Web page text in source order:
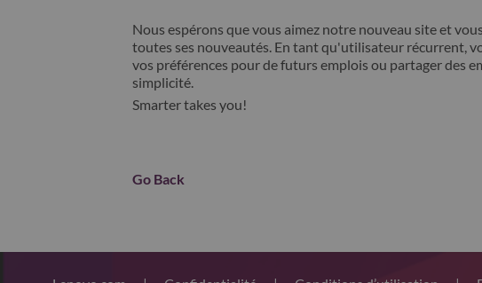
Nous espérons que vous aimez notre nouveau site et
toutes ses nouveautés. En tant qu'utilisateur récurrent,
vos préférences pour de futurs emplois ou partager des
simplicité.
Smarter takes you!
Go Back